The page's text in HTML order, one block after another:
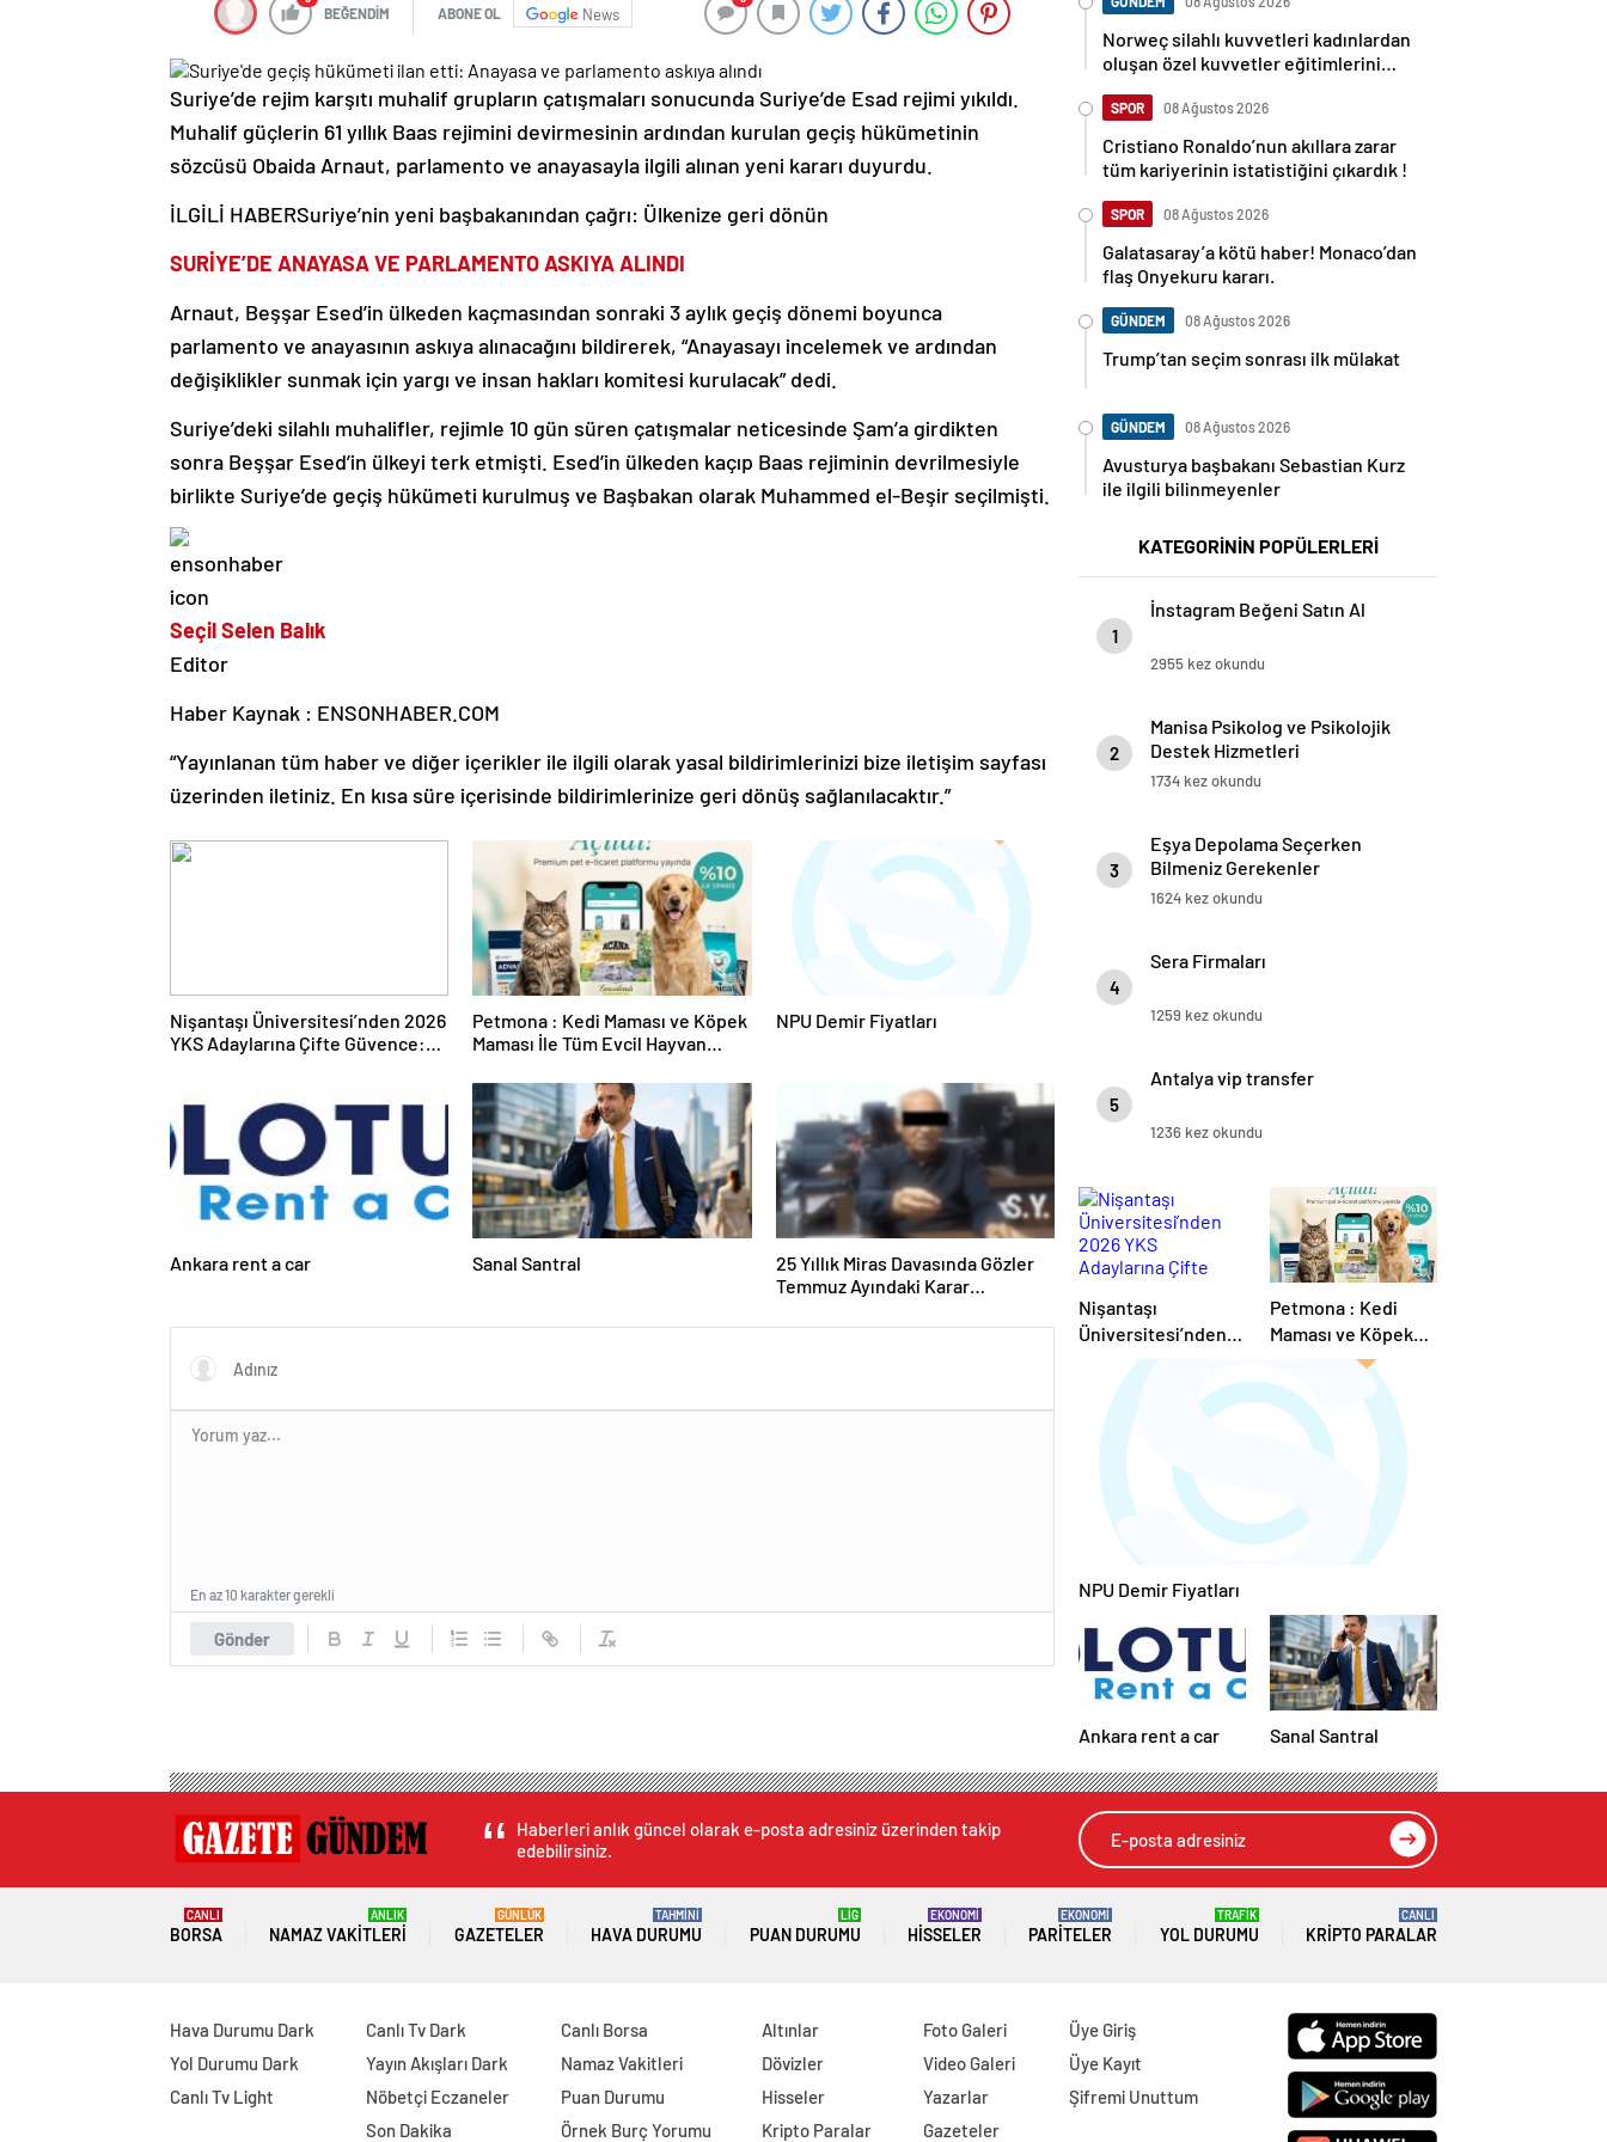
BEĞENDİM ABONE OL News
Suriye’de rejim karşıtı muhalif grupların çatışmaları sonucunda Suriye’de Esad rejimi yıkıldı.
Muhalif güçlerin 61 yıllık Baas rejimini devirmesinin ardından kurulan geçiş hükümetinin
sözcüsü Obaida Arnaut, parlamento ve anayasayla ilgili alınan yeni kararı duyurdu.
İLGİLİ HABERSuriye’nin yeni başbakanından çağrı: Ülkenize geri dönün
SURİYE’DE ANAYASA VE PARLAMENTO ASKIYA ALINDI
Arnaut, Beşşar Esed’in ülkeden kaçmasından sonraki 3 aylık geçiş dönemi boyunca
parlamento ve anayasının askıya alınacağını bildirerek, “Anayasayı incelemek ve ardından
değişiklikler sunmak için yargı ve insan hakları komitesi kurulacak” dedi.
Suriye’deki silahlı muhalifler, rejimle 10 gün süren çatışmalar neticesinde Şam’a girdikten
sonra Beşşar Esed’in ülkeyi terk etmişti. Esed’in ülkeden kaçıp Baas rejiminin devrilmesiyle
birlikte Suriye’de geçiş hükümeti kurulmuş ve Başbakan olarak Muhammed el-Beşir seçilmişti.
Seçil Selen Balık
Editor
Haber Kaynak : ENSONHABER.COM
“Yayınlanan tüm haber ve diğer içerikler ile ilgili olarak yasal bildirimlerinizi bize iletişim sayfası
üzerinden iletiniz. En kısa süre içerisinde bildirimlerinize geri dönüş sağlanılacaktır.”
Nişantaşı Üniversitesi’nden 2026
YKS Adaylarına Çifte Güvence:
Petmona : Kedi Maması ve Köpek
Maması İle Tüm Evcil Hayvan
NPU Demir Fiyatları
Ankara rent a car Sanal Santral
25 Yıllık Miras Davasında Gözler
Temmuz Ayındaki Karar
Gönder
En az 10 karakter gerekli
Norweç silahlı kuvvetleri kadınlardan
oluşan özel kuvvetler eğitimlerini
SPOR 08 Ağustos 2026
Cristiano Ronaldo’nun akıllara zarar
tüm kariyerinin istatistiğini çıkardık !
SPOR 08 Ağustos 2026
Galatasaray’a kötü haber! Monaco’dan
flaş Onyekuru kararı.
GÜNDEM 08 Ağustos 2026
Trump’tan seçim sonrası ilk mülakat
GÜNDEM 08 Ağustos 2026
Avusturya başbakanı Sebastian Kurz
ile ilgili bilinmeyenler
KATEGORİNİN POPÜLERLERİ
1
İnstagram Beğeni Satın Al
2955 kez okundu
2
Manisa Psikolog ve Psikolojik
Destek Hizmetleri
1734 kez okundu
3
Eşya Depolama Seçerken
Bilmeniz Gerekenler
1624 kez okundu
4
Sera Firmaları
1259 kez okundu
5
Antalya vip transfer
1236 kez okundu
Nişantaşı
Üniversitesi’nden
2026 YKS
Adaylarına Çifte
Güvence: Sabit
Ücret ve Kesintisiz
Petmona : Kedi
Maması ve Köpek
Maması İle Tüm
Evcil Hayvan
Ürünleri
NPU Demir Fiyatları
Ankara rent a car Sanal Santral
Haberleri anlık güncel olarak e-posta adresiniz üzerinden takip
edebilirsiniz.
BORSA
CANLI
NAMAZ VAKITLERI
ANLIK
GAZETELER
GÜNLÜK
HAVA DURUMU
TAHMİNİ
PUAN DURUMU
LİG
HISSELER
EKONOMİ
PARITELER
EKONOMİ
YOL DURUMU
TRAFİK
KRIPTO PARALAR
CANLI
Hava Durumu Dark
Yol Durumu Dark
Canlı Tv Light
Canlı Tv Dark
Yayın Akışları Dark
Nöbetçi Eczaneler
Son Dakika
Canlı Borsa
Namaz Vakitleri
Puan Durumu
Örnek Burç Yorumu
Altınlar
Dövizler
Hisseler
Kripto Paralar
Foto Galeri
Video Galeri
Yazarlar
Gazeteler
Üye Giriş
Üye Kayıt
Şifremi Unuttum